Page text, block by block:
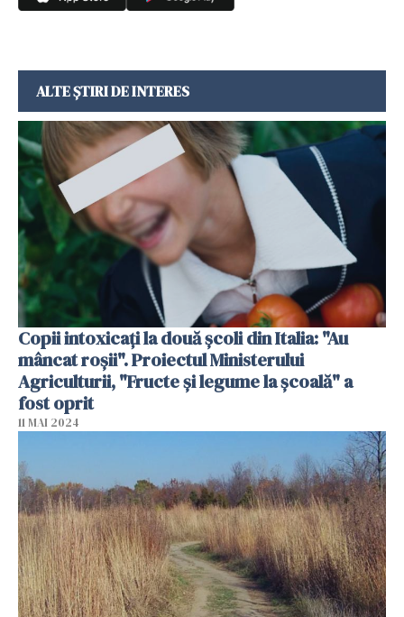
ALTE ȘTIRI DE INTERES
Copii intoxicați la două școli din Italia: "Au
mâncat roșii". Proiectul Ministerului
Agriculturii, "Fructe și legume la școală" a
fost oprit
11 MAI 2024